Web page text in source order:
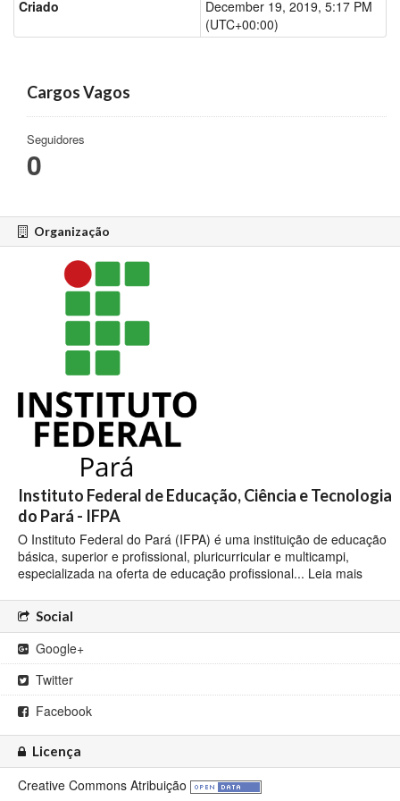
Criado
December 19, 2019, 5:17 PM
(UTC+00:00)
Cargos Vagos
Seguidores
0
Organização
Instituto Federal de Educação, Ciência e Tecnologia
do Pará - IFPA
O Instituto Federal do Pará (IFPA) é uma instituição de educação
básica, superior e profissional, pluricurricular e multicampi,
especializada na oferta de educação profissional... Leia mais
Social
Google+
Twitter
Facebook
Licença
Creative Commons Atribuição